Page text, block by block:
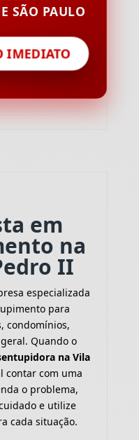
SÃO PAULO
IMEDIATO
em
na
II
especializada
para
condomínios,
Quando o
na Vila
contar com uma
o problema,
e utilize
cada situação.